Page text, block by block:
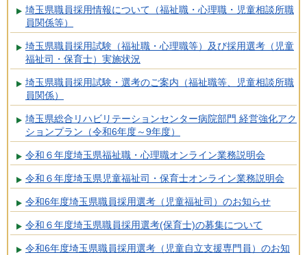
埼玉県職員採用情報について（福祉職・心理職・児童相談所職
員関係等）
埼玉県職員採用試験（福祉職・心理職等）及び採用選考（児童
福祉司・保育士）実施状況
埼玉県職員採用試験・選考のご案内（福祉職等、児童相談所職
員関係）
埼玉県総合リハビリテーションセンター病院部門 経営強化アク
ションプラン（令和6年度～9年度）
令和６年度埼玉県福祉職・心理職オンライン業務説明会
令和６年度埼玉県児童福祉司・保育士オンライン業務説明会
令和6年度埼玉県職員採用選考（児童福祉司）のお知らせ
令和６年度埼玉県職員採用選考(保育士)の募集について
令和6年度埼玉県職員採用選考（児童自立支援専門員）のお知